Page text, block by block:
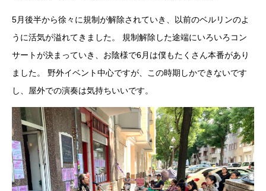
5月後半から徐々に規制が解除されていき、以前のベルリンのよ
うに活気が溢れてきました。 規制解除した途端にいろいろコン
サートが決まっていき、お陰様で6月は僕もたくさん本番があり
ました。 野外イベント中心ですが、この時期しかできないです
し、屋外での演奏は気持ちいいです。